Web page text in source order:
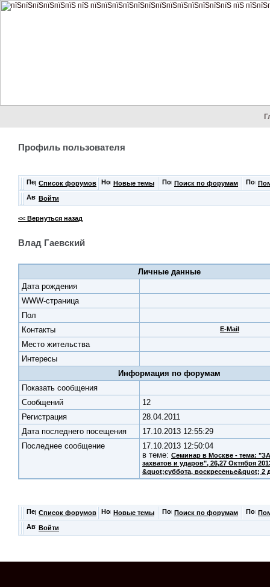
Профиль пользователя
Список форумов Новые темы Поиск по форумам
Войти
<< Вернуться назад
Влад Гаевский
Личные данные
Дата рождения
WWW-страница
Пол
Контакты
E-Mail
Место жительства
Интересы
Информация по форумам
Показать сообщения
Cообщений
12
Регистрация
28.04.2011
Дата последнего посещения
17.10.2013 12:55:29
Последнее сообщение
17.10.2013 12:50:04
в теме: Семинар в Москве - тема:
захватов и ударов", 26,27 Октября
&quot;суббота, воскресенье&quot; 2
Список форумов Новые темы Поиск по форумам
Войти